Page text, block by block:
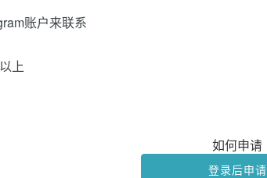
账户来联系
上
如何申请
登录后申请